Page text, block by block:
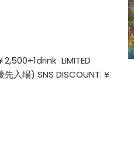
2,500+1drink LIMITED
先入場) SNS DISCOUNT: ¥